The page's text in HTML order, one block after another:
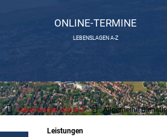
ONLINE-TERMINE
LEBENSLAGEN A-Z
Lebenslagen von A-Z Allgemeine
Leistungen